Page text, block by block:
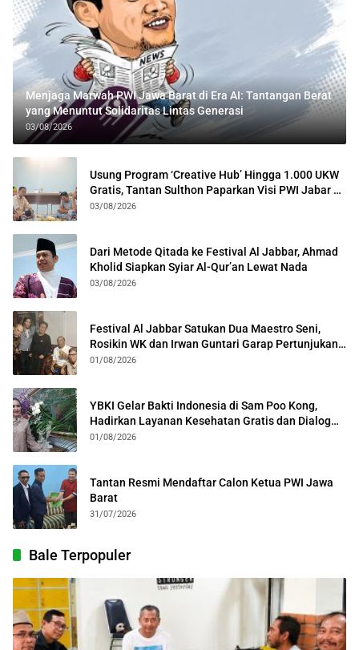
Menjaga Marwah PWI Jawa Barat di Era AI: Tantangan Berat
yang Menuntut Solidaritas Lintas Generasi
03/08/2026
Usung Program ‘Creative Hub’ Hingga 1.000 UKW
Gratis, Tantan Sulthon Paparkan Visi PWI Jabar di
Kota Bogor
03/08/2026
Dari Metode Qitada ke Festival Al Jabbar, Ahmad
Kholid Siapkan Syiar Al-Qur’an Lewat Nada
03/08/2026
Festival Al Jabbar Satukan Dua Maestro Seni,
Rosikin WK dan Irwan Guntari Garap Pertunjukan
Kolosal
01/08/2026
YBKI Gelar Bakti Indonesia di Sam Poo Kong,
Hadirkan Layanan Kesehatan Gratis dan Dialog
Kebangsaan
01/08/2026
Tantan Resmi Mendaftar Calon Ketua PWI Jawa
Barat
31/07/2026
Bale Terpopuler